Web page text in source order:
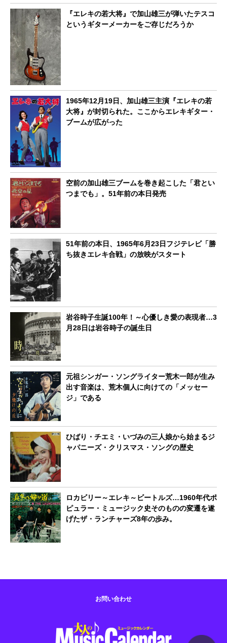
『エレキの若大将』で加山雄三が弾いたテスコ
というギターメーカーをご存じだろうか
1965年12月19日、加山雄三主演『エレキの若
大将』が封切られた。ここからエレキギター・
ブームが広がった
空前の加山雄三ブームを巻き起こした「君とい
つまでも」。51年前の本日発売
51年前の本日、1965年6月23日フジテレビ「勝
ち抜きエレキ合戦」の放映がスタート
岩谷時子生誕100年！～心優しき愛の表現者…3
月28日は岩谷時子の誕生日
元祖シンガー・ソングライター荒木一郎が生み
出す音楽は、荒木個人に向けての「メッセー
ジ」である
ひばり・チエミ・いづみの三人娘から始まるジ
ャパニーズ・クリスマス・ソングの歴史
ロカビリー～エレキ～ビートルズ…1960年代ポ
ピュラー・ミュージック史そのものの変遷を遂
げたザ・ランチャーズ8年の歩み。
お問い合わせ